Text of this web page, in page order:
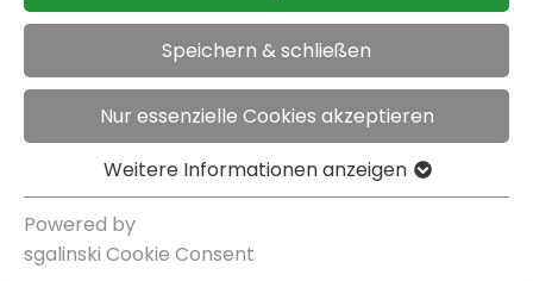
Speichern & schließen
Nur essenzielle Cookies akzeptieren
Weitere Infor­ma­tionen anzeigen
Powered by
sgal­inski Cookie Consent
€ 901,18
Projek­t­in­for­ma­tionen
Über die Wohnung